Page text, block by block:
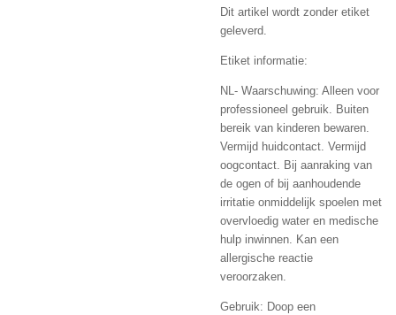
Dit artikel wordt zonder etiket
geleverd.
Etiket informatie:
NL- Waarschuwing: Alleen voor
professioneel gebruik. Buiten
bereik van kinderen bewaren.
Vermijd huidcontact. Vermijd
oogcontact. Bij aanraking van
de ogen of bij aanhoudende
irritatie onmiddelijk spoelen met
overvloedig water en medische
hulp inwinnen. Kan een
allergische reactie
veroorzaken.
Gebruik: Doop een